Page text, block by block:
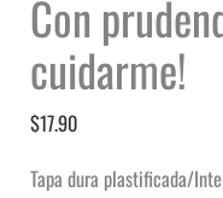
Con
cuidarme!
$17.90
Tapa dura plastificada/